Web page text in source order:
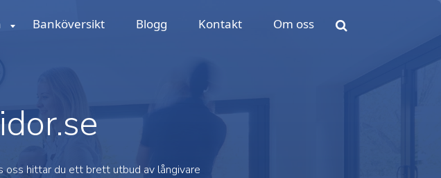
Banköversikt Blogg Kontakt Om oss
oss hittar du ett brett utbud av långivare